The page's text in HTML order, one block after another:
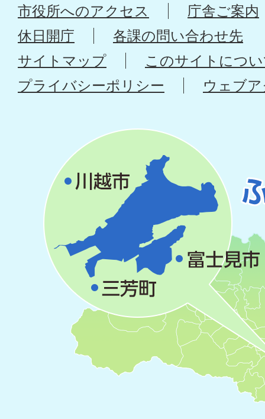
市役所へのアクセス
庁舎ご案内
休日開庁
各課の問い合わせ先
サイトマップ
このサイトにつ
プライバシーポリシー
ウェブ